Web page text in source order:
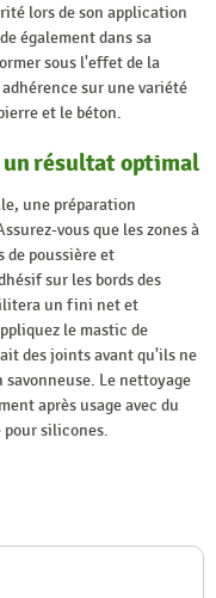
lors de son application
également dans sa
sous l'effet de la
sur une variété
et le béton.
résultat optimal
une préparation
vous que les zones à
de poussière et
sur les bords des
un fini net et
le mastic de
des joints avant qu'ils ne
Le nettoyage
après usage avec du
silicones.